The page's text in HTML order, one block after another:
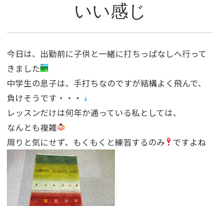
いい感じ
今日は、出勤前に子供と一緒に打ちっぱなしへ行って
きました
中学生の息子は、手打ちなのですが結構よく飛んで、
負けそうです・・・
レッスンだけは何年か通っている私としては、
なんとも複雑
周りと気にせず、もくもくと練習するのみ
ですよね